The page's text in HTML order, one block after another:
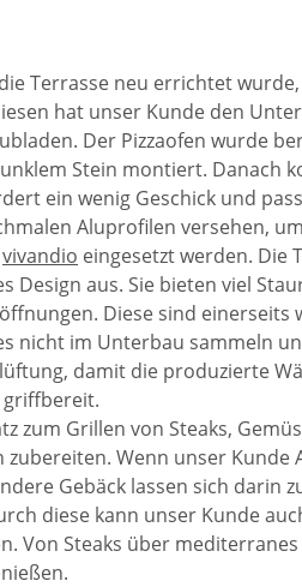
Terrasse neu errichtet
hat unser Kunde den
Der Pizzaofen wurde
Stein montiert. Danach
ein wenig Geschick und
Aluprofilen versehen,
vivandio eingesetzt werden. Die
aus. Sie bieten viel
Diese sind
nicht im Unterbau sammeln
damit die produzierte
griffbereit.
Grillen von Steaks,
Wenn unser
Gebäck lassen sich darin
diese kann unser Kunde
Von Steaks über